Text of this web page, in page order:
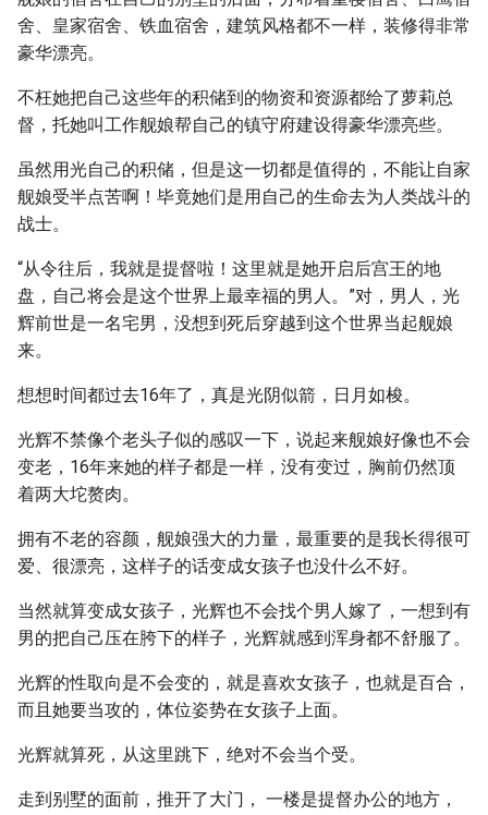
舍、皇家宿舍、铁血宿舍，建筑风格都不一样，装修得非常
豪华漂亮。
不枉她把自己这些年的积储到的物资和资源都给了萝莉总
督，托她叫工作舰娘帮自己的镇守府建设得豪华漂亮些。
虽然用光自己的积储，但是这一切都是值得的，不能让自家
舰娘受半点苦啊！毕竟她们是用自己的生命去为人类战斗的
战士。
“从令往后，我就是提督啦！这里就是她开启后宫王的地
盘，自己将会是这个世界上最幸福的男人。”对，男人，光
辉前世是一名宅男，没想到死后穿越到这个世界当起舰娘
来。
想想时间都过去16年了，真是光阴似箭，日月如梭。
光辉不禁像个老头子似的感叹一下，说起来舰娘好像也不会
变老，16年来她的样子都是一样，没有变过，胸前仍然顶
着两大坨赘肉。
拥有不老的容颜，舰娘强大的力量，最重要的是我长得很可
爱、很漂亮，这样子的话变成女孩子也没什么不好。
当然就算变成女孩子，光辉也不会找个男人嫁了，一想到有
男的把自己压在胯下的样子，光辉就感到浑身都不舒服了。
光辉的性取向是不会变的，就是喜欢女孩子，也就是百合，
而且她要当攻的，体位姿势在女孩子上面。
光辉就算死，从这里跳下，绝对不会当个受。
走到别墅的面前，推开了大门， 一楼是提督办公的地方，